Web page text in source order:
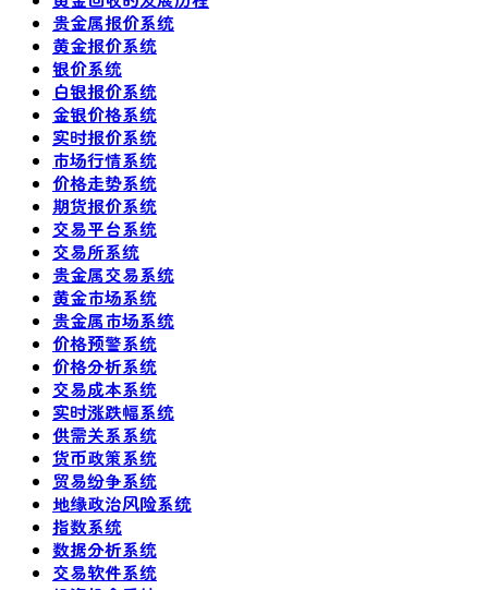
贵金属报价系统
黄金报价系统
银价系统
白银报价系统
金银价格系统
实时报价系统
市场行情系统
价格走势系统
期货报价系统
交易平台系统
交易所系统
贵金属交易系统
黄金市场系统
贵金属市场系统
价格预警系统
价格分析系统
交易成本系统
实时涨跌幅系统
供需关系系统
货币政策系统
贸易纷争系统
地缘政治风险系统
指数系统
数据分析系统
交易软件系统